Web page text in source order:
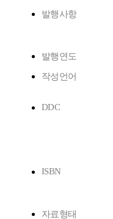
발행사항
발행연도
작성언어
DDC
ISBN
자료형태